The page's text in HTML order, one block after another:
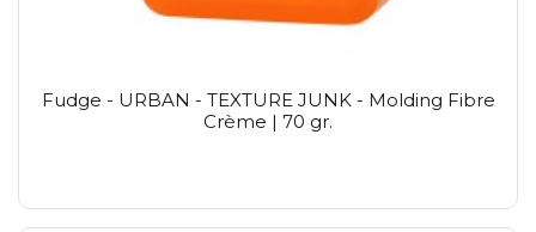
Fudge - URBAN - TEXTURE JUNK - Molding Fibre
Crème | 70 gr.